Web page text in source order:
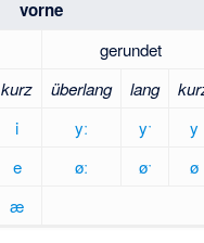
vorne
gerundet
kurz überlang lang
i yː yˑ y
e øː øˑ ø
æ